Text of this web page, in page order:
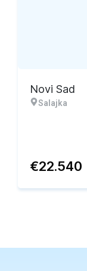
Novi Sad
Salajka
€22.540